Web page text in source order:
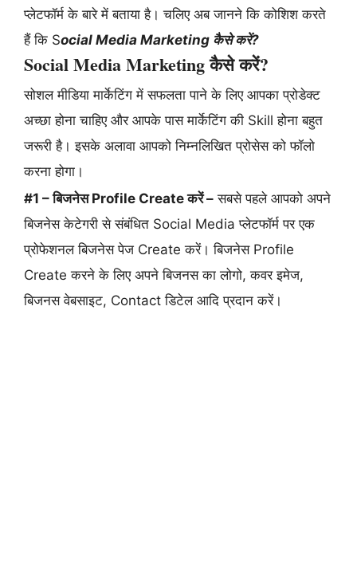
प्लेटफॉर्म के बारे में बताया है। चलिए अब जानने कि कोशिश करते
हैं कि Social Media Marketing कैसे करें?
Social Media Marketing कैसे करें?
सोशल मीडिया मार्केटिंग में सफलता पाने के लिए आपका प्रोडेक्ट
अच्छा होना चाहिए और आपके पास मार्केटिंग की Skill होना बहुत
जरूरी है। इसके अलावा आपको निम्नलिखित प्रोसेस को फॉलो
करना होगा।
#1 – बिजनेस Profile Create करें – सबसे पहले आपको अपने
बिजनेस केटेगरी से संबंधित Social Media प्लेटफॉर्म पर एक
प्रोफेशनल बिजनेस पेज Create करें। बिजनेस Profile
Create करने के लिए अपने बिजनस का लोगो, कवर इमेज,
बिजनस वेबसाइट, Contact डिटेल आदि प्रदान करें।